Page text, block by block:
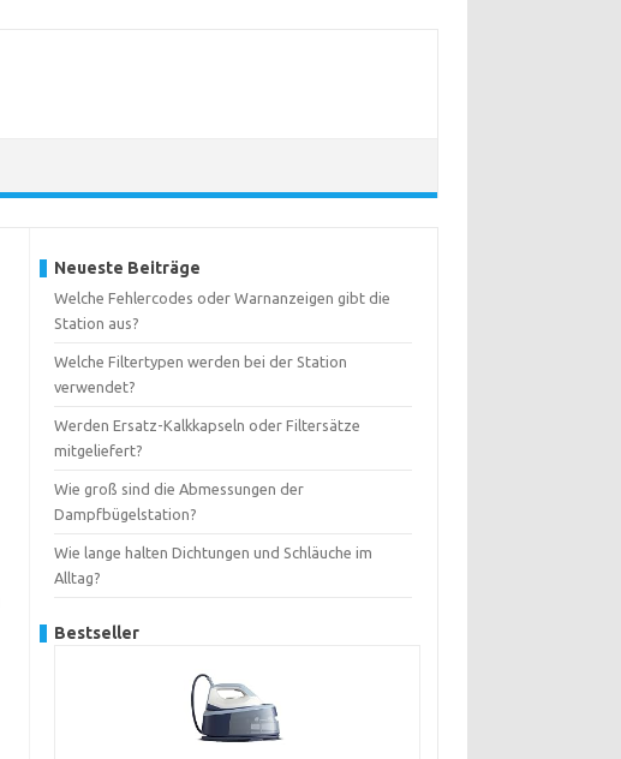
Neueste Beiträge
Welche Fehlercodes oder Warnanzeigen gibt die
Station aus?
Welche Filtertypen werden bei der Station
verwendet?
Werden Ersatz-Kalkkapseln oder Filtersätze
mitgeliefert?
Wie groß sind die Abmessungen der
Dampfbügelstation?
Wie lange halten Dichtungen und Schläuche im
Alltag?
Bestseller